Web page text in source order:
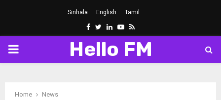
Sinhala English Tamil
Facebook
Twitter
LinkedinYoutube
Rss
PRIMARY
Hello FM
Home
News